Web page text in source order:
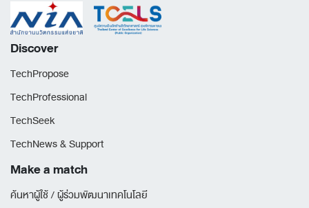
Discover
TechPropose
TechProfessional
TechSeek
TechNews & Support
Make a match
ค้นหาผู้ใช้ / ผู้ร่วมพัฒนาเทคโนโลยี